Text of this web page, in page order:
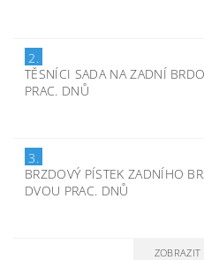
2.
TĚSNÍCI SADA NA ZADNÍ
PRAC. DNŮ
3.
BRZDOVÝ PÍSTEK ZADNÍHO
DVOU PRAC. DNŮ
ZOBRAZIT